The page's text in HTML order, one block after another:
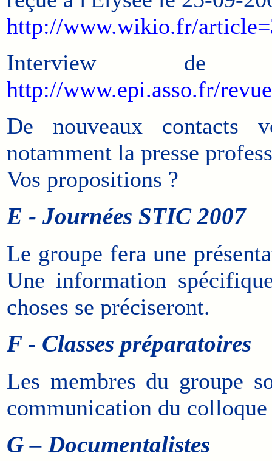
http://www.wikio.fr/
Interview
http://www.epi.asso.fr/
De nouveaux contacts
notamment la presse
Vos propositions ?
E - Journées STIC 2007
Le groupe fera une
Une information
choses se préciseront.
F - Classes préparatoires
Les membres du groupe
communication du colloque
G – Documentalistes